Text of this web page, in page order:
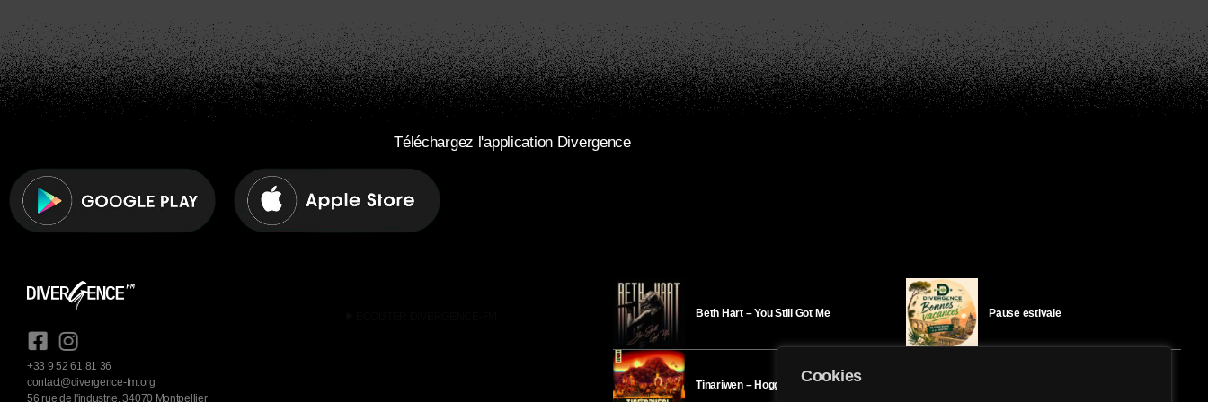
Cookies
Téléchargez l'application Divergence
+33 9 52 61 81 36
contact@divergence-fm.org
56 rue de l'industrie, 34070 Montpellier
Beth Hart – You Still Got Me
Tinariwen – Hoggar
Pause estivale